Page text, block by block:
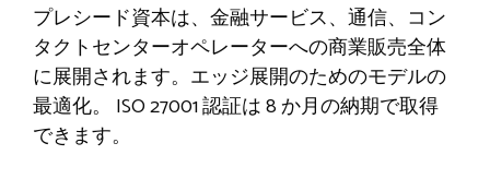
プレシード資本は、金融サービス、通信、コン
タクトセンターオペレーターへの商業販売全体
に展開されます。エッジ展開のためのモデルの
最適化。 ISO 27001 認証は 8 か月の納期で取得
できます。